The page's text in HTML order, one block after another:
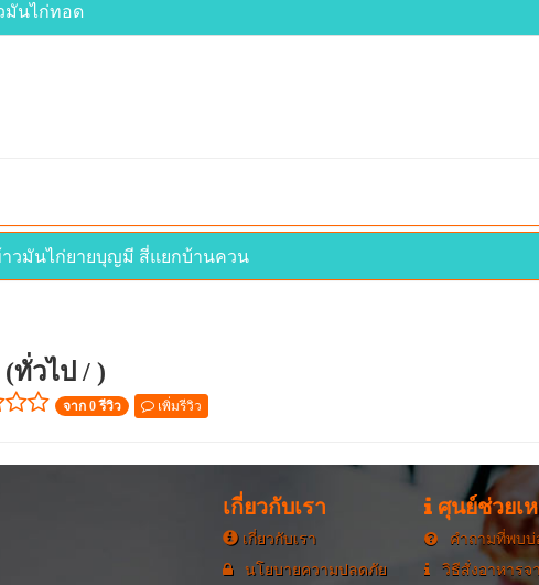
มันไก่ทอด
วมันไก่ยายบุญมี สี่แยกบ้านควน
ทั่วไป / )
จาก 0 รีวิว เพิ่มรีวิว
เกี่ยวกับเรา
เกี่ยวกับเรา
นโยบายความปลดภัย
ศุนย์ช่วยเ
คำถามที่พบบ่
วิธีสั่งอาหาร